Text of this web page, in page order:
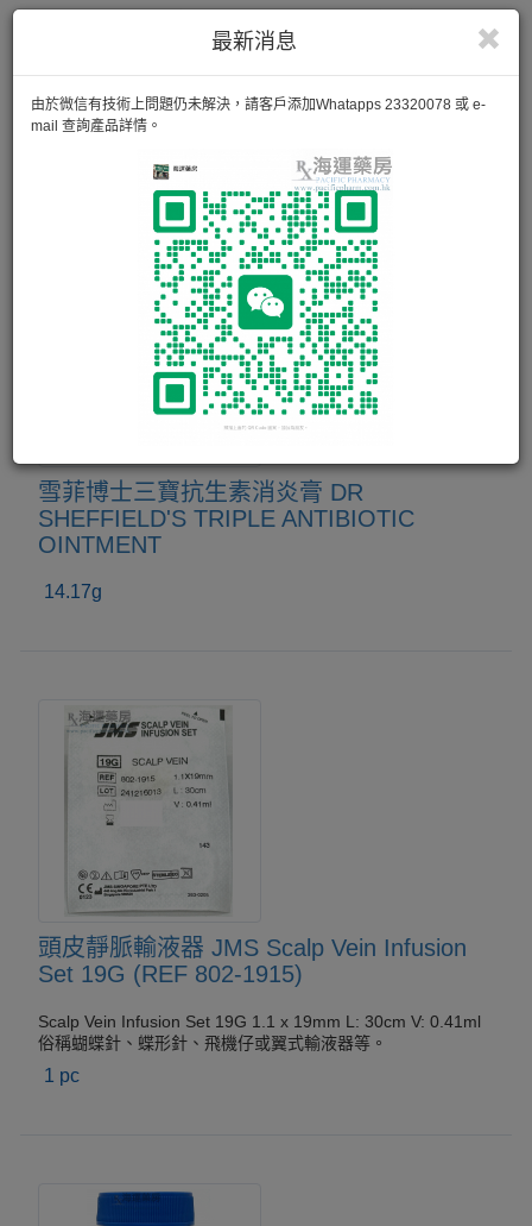
最新消息
由於微信有技術上問題仍未解決，請客戶添加Whatapps 23320078 或 e-
mail 查詢產品詳情。
簡便，自行採集糞便樣本後10分鐘即有結果。早檢測、早發
度高達98%與幽門螺旋菌吹氣測試結果進行對比，總符合率為
98.12%
1 Test
雪菲博士三寶抗生素消炎膏 DR
SHEFFIELD'S TRIPLE ANTIBIOTIC
OINTMENT
14.17g
頭皮靜脈輸液器 JMS Scalp Vein Infusion
Set 19G (REF 802-1915)
Scalp Vein Infusion Set 19G 1.1 x 19mm L: 30cm V: 0.41ml
俗稱蝴蝶針、蝶形針、飛機仔或翼式輸液器等。
1 pc